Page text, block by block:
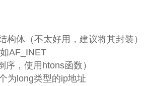
体（不太好用，建议将其封装）
AF_INET
，使用htons函数）
long类型的ip地址